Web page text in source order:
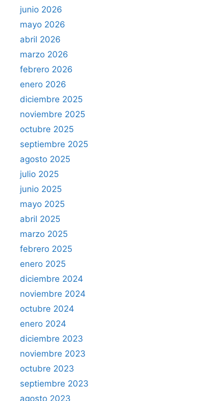
junio 2026
mayo 2026
abril 2026
marzo 2026
febrero 2026
enero 2026
diciembre 2025
noviembre 2025
octubre 2025
septiembre 2025
agosto 2025
julio 2025
junio 2025
mayo 2025
abril 2025
marzo 2025
febrero 2025
enero 2025
diciembre 2024
noviembre 2024
octubre 2024
enero 2024
diciembre 2023
noviembre 2023
octubre 2023
septiembre 2023
agosto 2023